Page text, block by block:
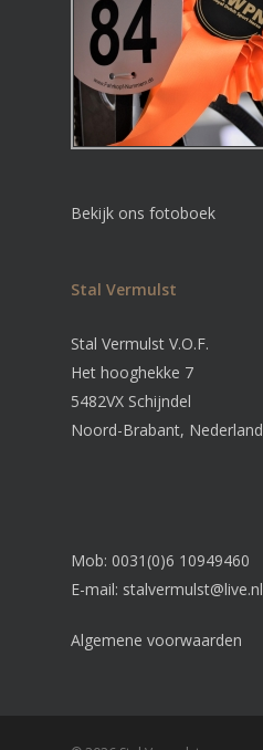
Bekijk ons fotoboek
Stal Vermulst
Stal Vermulst V.O.F.
Het hooghekke 7
5482VX Schijndel
Noord-Brabant, Nederland
Mob: 0031(0)6 10949460
E-mail: stalvermulst@live.nl
Algemene voorwaarden